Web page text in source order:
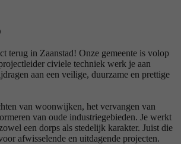
terug in Zaanstad! Onze gemeente is volop
civiele techniek werk je aan
aan een veilige, duurzame en prettige
van woonwijken, het vervangen van
van oude industriegebieden. Je werkt
een dorps als stedelijk karakter. Juist die
afwisselende en uitdagende projecten.